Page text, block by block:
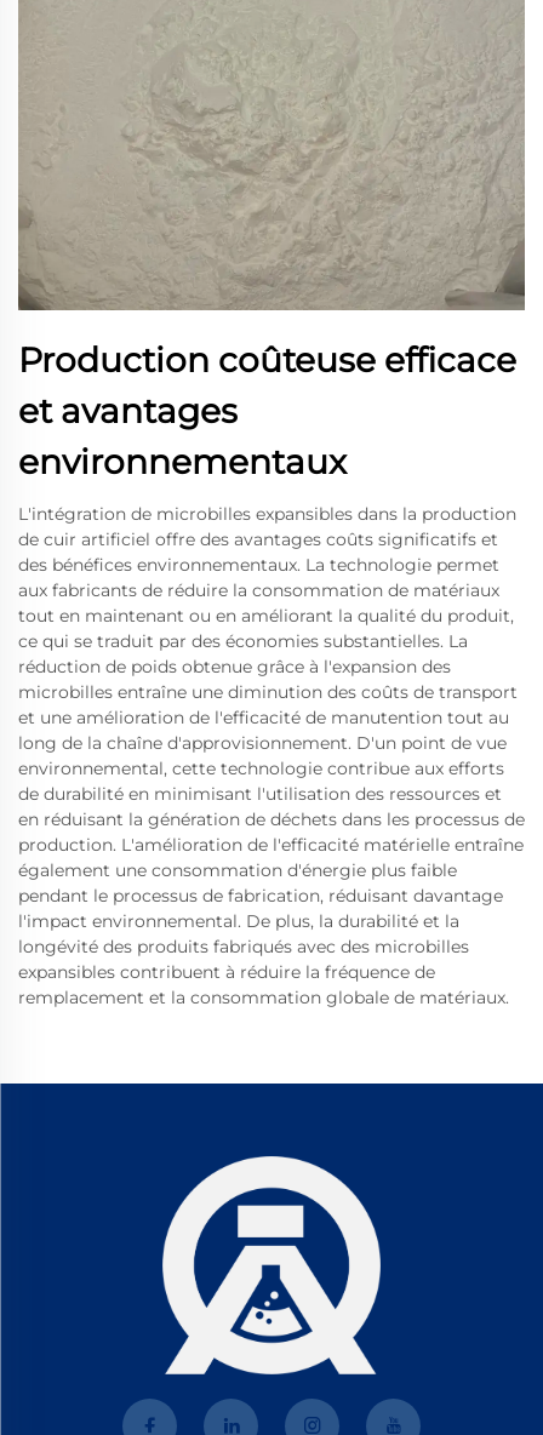
Production coûteuse efficace
et avantages
environnementaux
L'intégration de microbilles expansibles dans la production
de cuir artificiel offre des avantages coûts significatifs et
des bénéfices environnementaux. La technologie permet
aux fabricants de réduire la consommation de matériaux
tout en maintenant ou en améliorant la qualité du produit,
ce qui se traduit par des économies substantielles. La
réduction de poids obtenue grâce à l'expansion des
microbilles entraîne une diminution des coûts de transport
et une amélioration de l'efficacité de manutention tout au
long de la chaîne d'approvisionnement. D'un point de vue
environnemental, cette technologie contribue aux efforts
de durabilité en minimisant l'utilisation des ressources et
en réduisant la génération de déchets dans les processus de
production. L'amélioration de l'efficacité matérielle entraîne
également une consommation d'énergie plus faible
pendant le processus de fabrication, réduisant davantage
l'impact environnemental. De plus, la durabilité et la
longévité des produits fabriqués avec des microbilles
expansibles contribuent à réduire la fréquence de
remplacement et la consommation globale de matériaux.